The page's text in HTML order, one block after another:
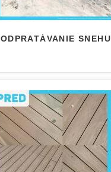
ODPRATÁVANIE SNEHU